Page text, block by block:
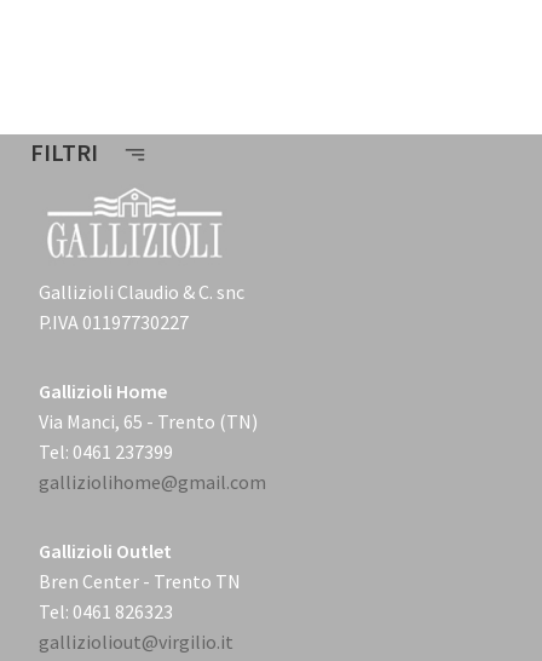
FILTRI
Gallizioli Claudio & C. snc
P.IVA 01197730227
Gallizioli Home
Via Manci, 65 - Trento (TN)
Tel: 0461 237399
galliziolihome@gmail.com
Gallizioli Outlet
Bren Center - Trento TN
Tel: 0461 826323
gallizioliout@virgilio.it